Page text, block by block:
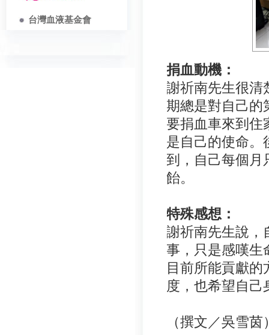
台灣血液基金會
捐血動機：
謝祈南先生很清
期總是對自己的
要捐血車來到住
是自己的使命。
到，自己每個月
飴。
特殊感想：
謝祈南先生說，
事，只是感嘆生
目前所能貢獻
度，也希望自己
（撰文／吳雪茵